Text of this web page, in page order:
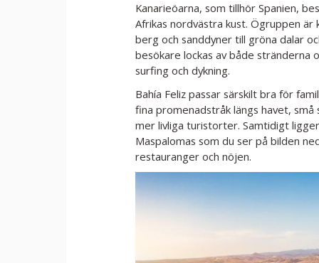
Kanarieöarna, som tillhör Spanien,
Afrikas nordvästra kust. Ögruppen är
berg och sanddyner till gröna dalar
besökare lockas av både stränderna
surfing och dykning.
Bahía Feliz passar särskilt bra för
fina promenadstråk längs havet,
mer livliga turistorter. Samtidigt
Maspalomas som du ser på bilden
restauranger och nöjen.